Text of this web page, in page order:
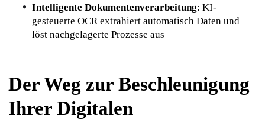
Intelligente Dokumentenverarbeitung: KI-
gesteuerte OCR extrahiert automatisch Daten und
löst nachgelagerte Prozesse aus
Der Weg zur Beschleunigung
Ihrer Digitalen